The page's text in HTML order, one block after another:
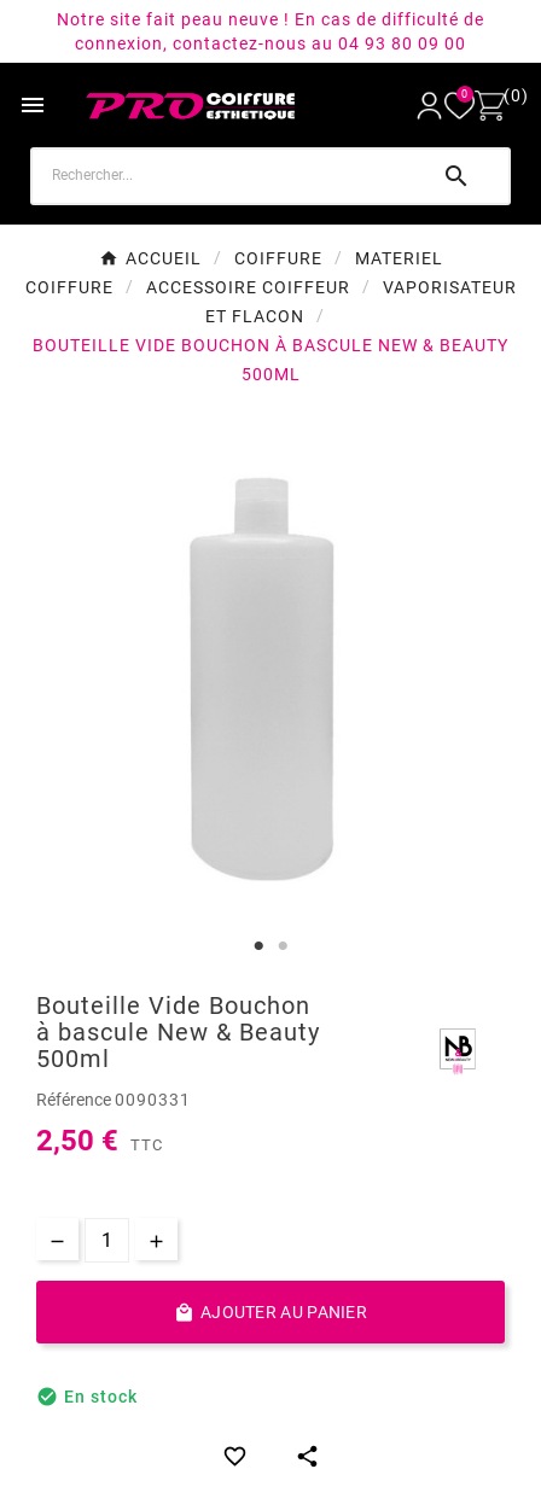
Notre site fait peau neuve ! En cas de difficulté de
connexion, contactez-nous au 04 93 80 09 00
 0 (0)

ACCUEIL COIFFURE
MATERIEL
COIFFURE
ACCESSOIRE COIFFEUR
VAPORISATEUR
ET FLACON
BOUTEILLE VIDE BOUCHON À BASCULE NEW & BEAUTY
500ML
Bouteille Vide Bouchon
à bascule New & Beauty
500ml
Référence0090331
2,50 € TTC
 AJOUTER AU PANIER
 En stock
 